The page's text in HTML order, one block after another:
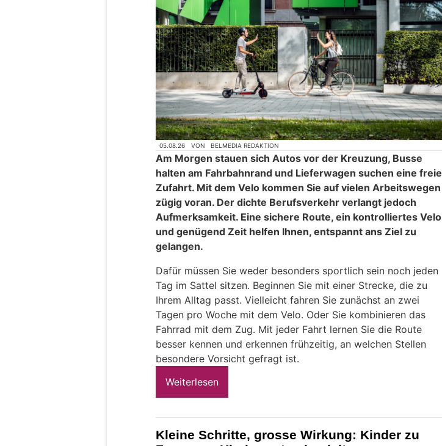
05.08.26 VON BELMEDIA REDAKTION
Am Morgen stauen sich Autos vor der Kreuzung, Busse
halten am Fahrbahnrand und Lieferwagen suchen eine freie
Zufahrt. Mit dem Velo kommen Sie auf vielen Arbeitswegen
zügig voran. Der dichte Berufsverkehr verlangt jedoch
Aufmerksamkeit. Eine sichere Route, ein kontrolliertes Velo
und genügend Zeit helfen Ihnen, entspannt ans Ziel zu
gelangen.
Dafür müssen Sie weder besonders sportlich sein noch jeden
Tag im Sattel sitzen. Beginnen Sie mit einer Strecke, die zu
Ihrem Alltag passt. Vielleicht fahren Sie zunächst an zwei
Tagen pro Woche mit dem Velo. Oder Sie kombinieren das
Fahrrad mit dem Zug. Mit jeder Fahrt lernen Sie die Route
besser kennen und erkennen frühzeitig, an welchen Stellen
besondere Vorsicht gefragt ist.
Weiterlesen
Kleine Schritte, grosse Wirkung: Kinder zu